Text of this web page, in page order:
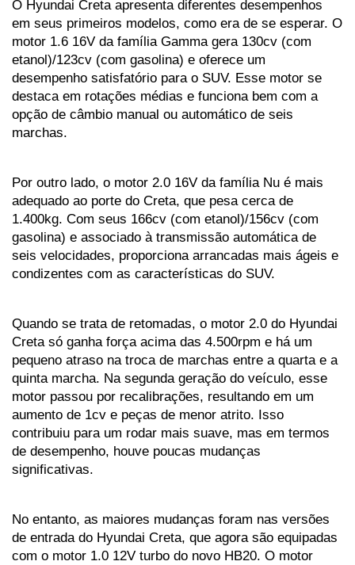
O Hyundai Creta apresenta diferentes desempenhos
em seus primeiros modelos, como era de se esperar. O
motor 1.6 16V da família Gamma gera 130cv (com
etanol)/123cv (com gasolina) e oferece um
desempenho satisfatório para o SUV. Esse motor se
destaca em rotações médias e funciona bem com a
opção de câmbio manual ou automático de seis
marchas.
Por outro lado, o motor 2.0 16V da família Nu é mais
adequado ao porte do Creta, que pesa cerca de
1.400kg. Com seus 166cv (com etanol)/156cv (com
gasolina) e associado à transmissão automática de
seis velocidades, proporciona arrancadas mais ágeis e
condizentes com as características do SUV.
Quando se trata de retomadas, o motor 2.0 do Hyundai
Creta só ganha força acima das 4.500rpm e há um
pequeno atraso na troca de marchas entre a quarta e a
quinta marcha. Na segunda geração do veículo, esse
motor passou por recalibrações, resultando em um
aumento de 1cv e peças de menor atrito. Isso
contribuiu para um rodar mais suave, mas em termos
de desempenho, houve poucas mudanças
significativas.
No entanto, as maiores mudanças foram nas versões
de entrada do Hyundai Creta, que agora são equipadas
com o motor 1.0 12V turbo do novo HB20. O motor